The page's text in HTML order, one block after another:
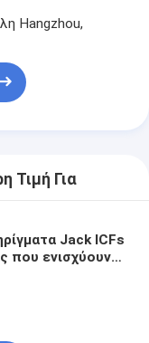
Hangzhou,
Τιμή Για
Jack ICFs
που ενισχύουν